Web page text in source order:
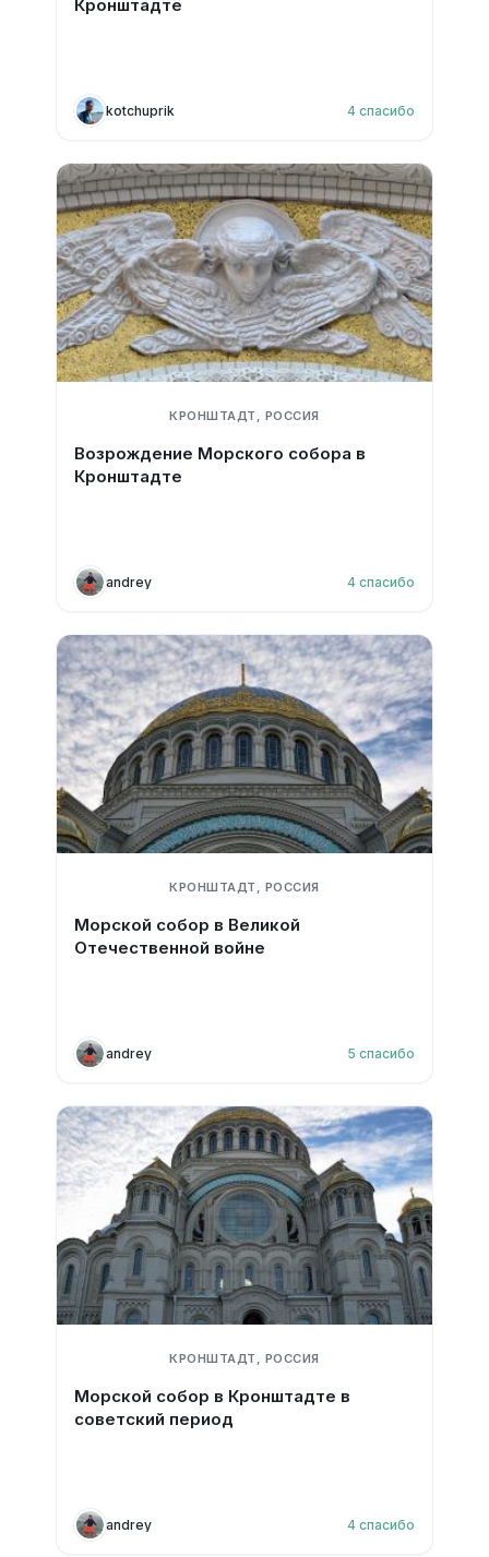
Кронштадте
kotchuprik 4 спасибо
КРОНШТАДТ, РОССИЯ
Возрождение Морского собора в
Кронштадте
andrey 4 спасибо
КРОНШТАДТ, РОССИЯ
Морской собор в Великой
Отечественной войне
andrey 5 спасибо
КРОНШТАДТ, РОССИЯ
Морской собор в Кронштадте в
советский период
andrey 4 спасибо